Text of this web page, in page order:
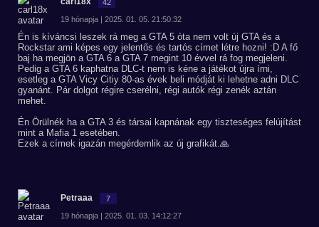
42
19 hónapja | 2025. 01. 05. 21:50:32
Én is kíváncsi leszek rá meg a GTA 5 óta nem volt új GTA és a
Rockstar ami képes egy jelentős és tartós címet létre hozni! :D A fő
baj ha megjön a GTA 6 a GTA 7 megint 10 évvel rá fog megjeleni.
Pedig a GTA 6 kaphatna DLC-t nem is kéne a játékot újra írni,
esetleg a GTA Vicy Citiy 80-as évek beli módját ki lehetne adni DLC
gyanánt. Pár dolgot régire cserélni, régi autók régi zenék aztán
mehet.
Én Örülnék ha a GTA 3 és társai kapnának egy tiszteséges felújítást
mint a Mafia 1 esetében.
Ezek a címek igazán megérdemlik az új grafikát.🙏
Petraaa 7
19 hónapja | 2025. 01. 03. 14:12:27